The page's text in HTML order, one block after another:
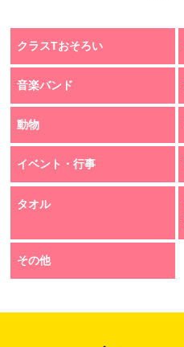
クラスTおそろい
音楽バンド
動物
イベント・行事
タオル
その他